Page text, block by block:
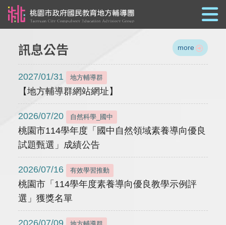
訊息公告 more
2027/01/31 地方輔導群
【地方輔導群網站網址】
2026/07/20 自然科學_國中
桃園市114學年度「國中自然領域素養導向優良
試題甄選」成績公告
2026/07/16 有效學習推動
桃園市「114學年度素養導向優良教學示例評
選」獲獎名單